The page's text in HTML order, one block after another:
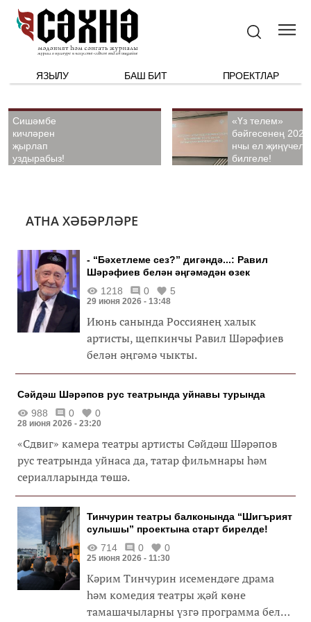
ЯЗЫЛУ БАШ БИТ ПРОЕКТЛАР
Сишәмбе
кичләрен
җырлап
уздырабыз!
«Үз телем»
бәйгесенең 2026
нчы ел
билгеле!
АТНА ХӘБӘРЛӘРЕ
- “Бәхетлеме сез?” дигәндә...: Равил
Шәрәфиев белән әңгәмәдән өзек
1218
0 5
29 июня 2026 - 13:48
Июнь санында Россиянең халык
артисты, щепкинчы Равил Шәрәфиев
белән әңгәмә чыкты.
Сәйдәш Шәрәпов рус театрында уйнавы турында
988
0 0
28 июня 2026 - 23:20
«Сдвиг» камера театры артисты Сәйдәш Шәрәпов
рус театрында уйнаса да, татар фильмнары һәм
сериалларында төшә.
Тинчурин театры балконында “Шигърият
сулышы” проектына старт бирелде!
714
0 0
25 июня 2026 - 11:30
Кәрим Тинчурин исемендәге драма
һәм комедия театры җәй көне
тамашачыларны үзгә программа белән